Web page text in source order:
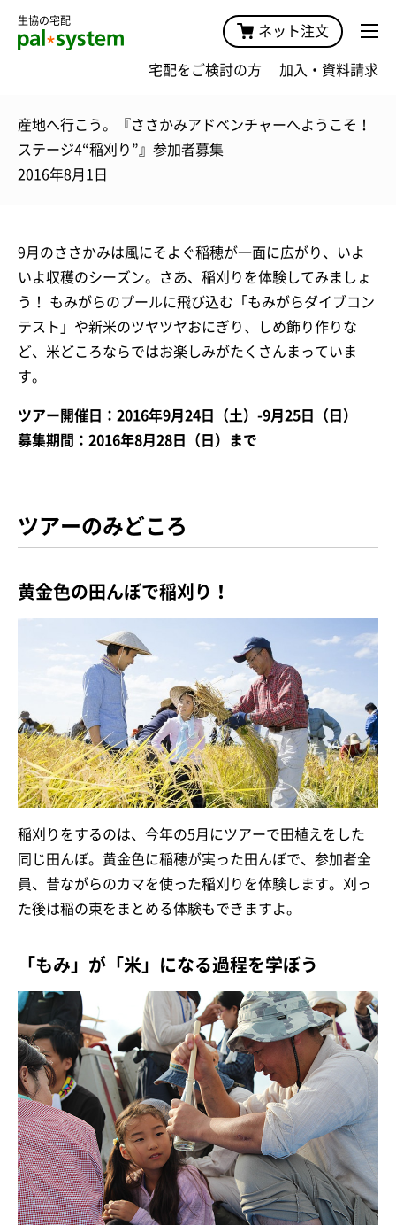
生協の宅配
ネット注文
宅配をご検討の方 加入・資料請求
産地へ行こう。『ささかみアドベンチャーへようこそ！
ステージ4“稲刈り”』参加者募集
2016年8月1日
9月のささかみは風にそよぐ稲穂が一面に広がり、いよ
いよ収穫のシーズン。さあ、稲刈りを体験してみましょ
う！ もみがらのプールに飛び込む「もみがらダイブコン
テスト」や新米のツヤツヤおにぎり、しめ飾り作りな
ど、米どころならではお楽しみがたくさんまっていま
す。
ツアー開催日：2016年9月24日（土）-9月25日（日）
募集期間：2016年8月28日（日）まで
ツアーのみどころ
黄金色の田んぼで稲刈り！
稲刈りをするのは、今年の5月にツアーで田植えをした
同じ田んぼ。黄金色に稲穂が実った田んぼで、参加者全
員、昔ながらのカマを使った稲刈りを体験します。刈っ
た後は稲の束をまとめる体験もできますよ。
「もみ」が「米」になる過程を学ぼう